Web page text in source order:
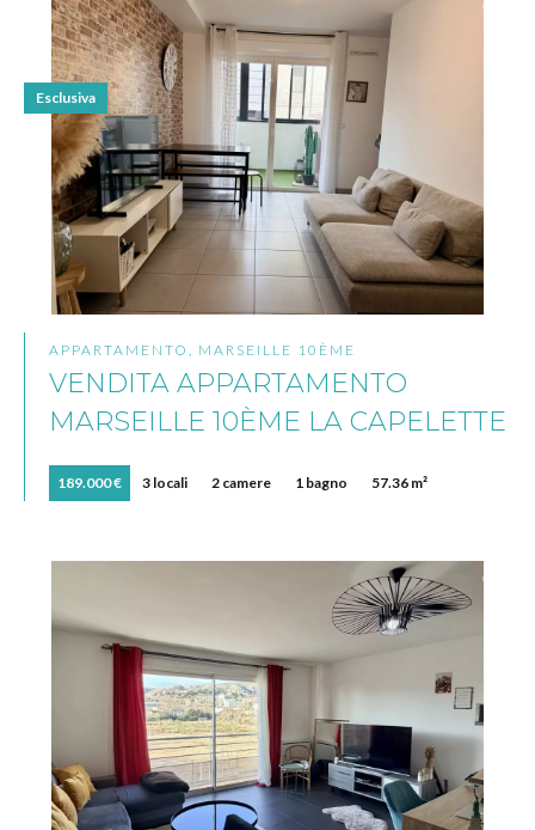
APPARTAMENTO, MARSEILLE 10ÈME
VENDITA APPARTAMENTO
MARSEILLE 10ÈME LA CAPELETTE
189.000 € 3 locali 2 camere 1 bagno 57.36 m²
Esclusiva